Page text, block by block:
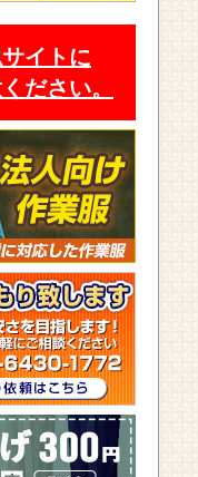
イトに
ださい。